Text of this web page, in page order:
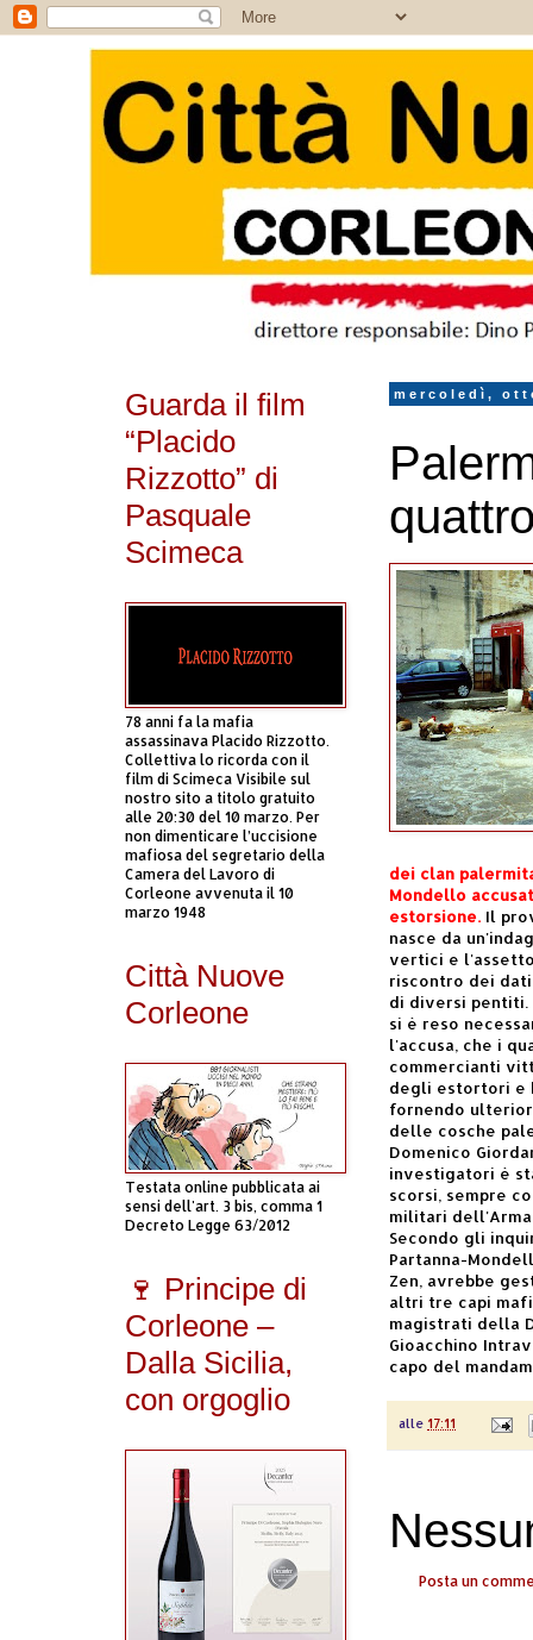
mercoledì,
dei clan
Mondello
estorsione. Il
nasce da
vertici e
riscontro dei
di diversi pentiti.
si è reso
l'accusa, che i
commercianti
degli estortori e
fornendo
delle cosche
Domenico
investigatori è
scorsi, sempre
militari
Secondo gli
Partanna-
Zen, avrebbe
altri tre capi
magistrati della
Gioacchino
capo del
alle 17:11
Posta un
Guarda il film
“Placido
Rizzotto” di
Pasquale
Scimeca
78 anni fa la mafia
assassinava Placido Rizzotto.
Collettiva lo ricorda con il
film di Scimeca Visibile sul
nostro sito a titolo gratuito
alle 20:30 del 10 marzo. Per
non dimenticare l’uccisione
mafiosa del segretario della
Camera del Lavoro di
Corleone avvenuta il 10
marzo 1948
Città Nuove
Corleone
Testata online pubblicata ai
sensi dell'art. 3 bis, comma 1
Decreto Legge 63/2012
🍷 Principe di
Corleone –
Dalla Sicilia,
con orgoglio